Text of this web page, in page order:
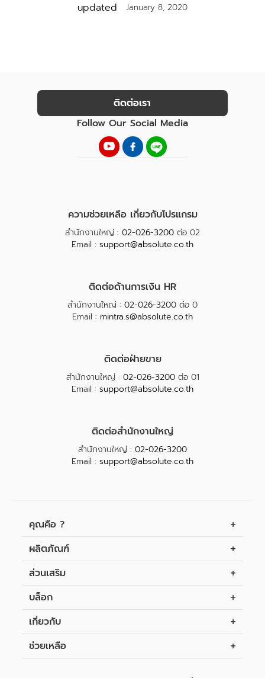
updated January 8, 2020
Follow Our Social Media
ติดต่อเรา
ความช่วยเหลือ เกี่ยวกับโปรแกรม
สำนักงานใหญ่ : 02-026-3200 ต่อ 02
Email : support@absolute.co.th
ติดต่อด้านการเงิน HR
สำนักงานใหญ่ : 02-026-3200 ต่อ 0
Email : mintra.s@absolute.co.th
ติดต่อฝ่ายขาย
สำนักงานใหญ่ : 02-026-3200ต่อ 01
Email : support@absolute.co.th
ติดต่อสำนักงานใหญ่
สำนักงานใหญ่ : 02-026-3200
Email : support@absolute.co.th
คุณคือ ? +
ผลิตภัณฑ์ +
ส่วนเสริม +
บล็อก +
เกี่ยวกับ +
ช่วยเหลือ +